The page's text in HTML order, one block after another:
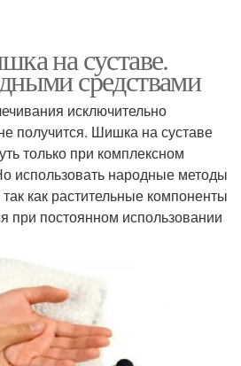
на суставе.
средствами
исключительно
получится. Шишка на суставе
только при комплексном
использовать народные методы
как растительные компоненты
при постоянном использовании